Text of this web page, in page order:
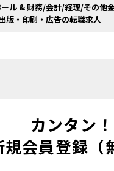
ル & 財務/会計/経理/その他
版・印刷・広告の転職求人
カンタン！
規会員登録（